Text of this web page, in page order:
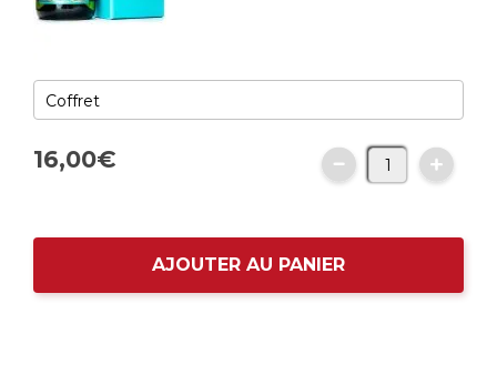
16,00€
AJOUTER AU PANIER